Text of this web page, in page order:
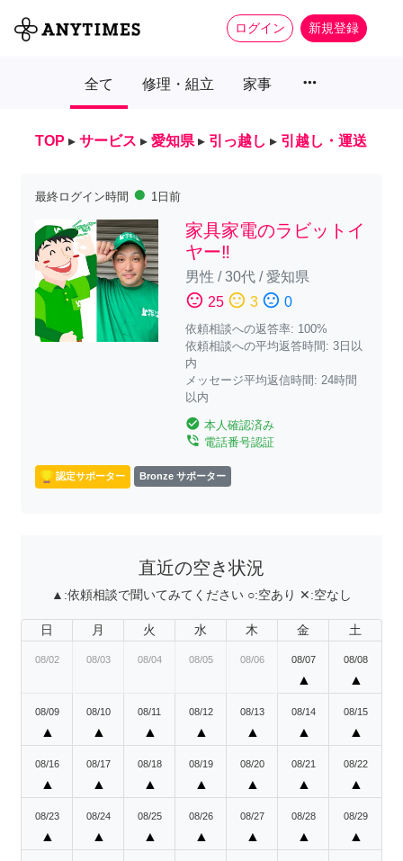
ログイン 新規登録
全て 修理・組立 家事 more_horiz
TOP ▸ サービス ▸ 愛知県 ▸ 引っ越し ▸ 引越し・運送
最終ログイン時間 fiber_manual_record 1日前
家具家電のラビットイ
ヤー‼️
男性 /30代/愛知県
sentiment_satisfied 25 sentiment_neutral 3 sentiment_dissatisfied 0
依頼相談への返答率: 100%
依頼相談への平均返答時間: 3日以
内
メッセージ平均返信時間: 24時間
以内
check_circle 本人確認済み
phone_in_talk 電話番号認証
認定サポーター Bronze サポーター
直近の空き状況
▲:依頼相談で聞いてみてください ○:空あり ✕:空なし
日 月 火 水 木 金 土
08/02 08/03 08/04 08/05 08/06 08/07
▲
08/08
▲
08/09
▲
08/10
▲
08/11
▲
08/12
▲
08/13
▲
08/14
▲
08/15
▲
08/16
▲
08/17
▲
08/18
▲
08/19
▲
08/20
▲
08/21
▲
08/22
▲
08/23
▲
08/24
▲
08/25
▲
08/26
▲
08/27
▲
08/28
▲
08/29
▲